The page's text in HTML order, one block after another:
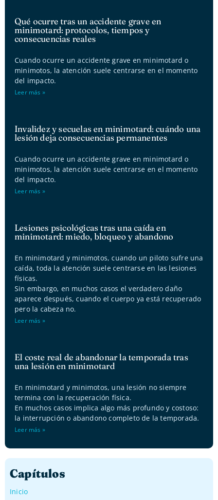
Qué ocurre tras un accidente grave en
minimotard: protocolos, tiempos y
consecuencias reales
Cuando ocurre un accidente grave en minimotard o
minimotos, la atención suele centrarse en el momento
del impacto.
Leer más »
Invalidez y secuelas en minimotard: cuándo una
lesión deja consecuencias permanentes
Cuando ocurre un accidente grave en minimotard o
minimotos, la atención suele centrarse en el momento
del impacto.
Leer más »
Lesiones psicológicas tras una caída en
minimotard: miedo, bloqueo y abandono
En minimotard y minimotos, cuando un piloto sufre una
caída, toda la atención suele centrarse en las lesiones
físicas.
Sin embargo, en muchos casos el verdadero daño
aparece después, cuando el cuerpo ya está recuperado
pero la cabeza no.
Leer más »
El coste real de abandonar la temporada tras
una lesión en minimotard
En minimotard y minimotos, una lesión no siempre
termina con la recuperación física.
En muchos casos implica algo más profundo y costoso:
la interrupción o abandono completo de la temporada.
Leer más »
Capítulos
Inicio